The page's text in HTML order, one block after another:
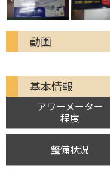
動画
基本情報
アワーメーター
程度
整備状況